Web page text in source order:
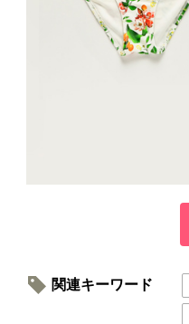
関連キーワード